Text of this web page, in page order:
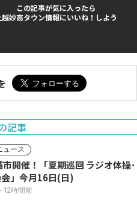
この記事が気に入ったら
越妙高タウン情報にいいね！しよう
記事
ュース
開催！「夏期巡回 ラジオ体操･
」今月16日(日)
12時間前